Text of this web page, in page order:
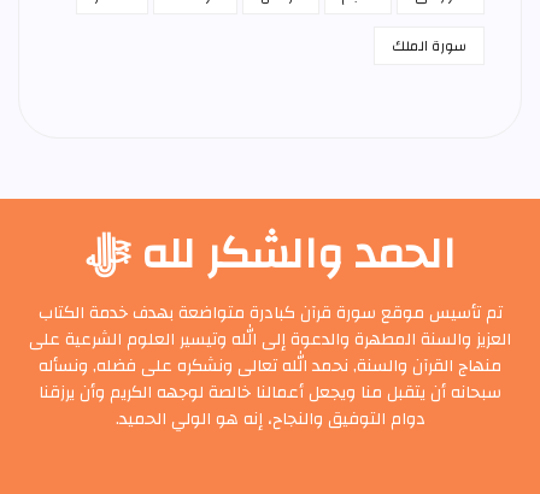
سورة الملك
الحمد والشكر لله ﷻ
تم تأسيس موقع سورة قرآن كبادرة متواضعة بهدف خدمة الكتاب
العزيز والسنة المطهرة والدعوة إلى الله وتيسير العلوم الشرعية على
منهاج القرآن والسنة, نحمد الله تعالى ونشكره على فضله, ونسأله
سبحانه أن يتقبل منا ويجعل أعمالنا خالصة لوجهه الكريم وأن يرزقنا
دوام التوفيق والنجاح، إنه هو الولي الحميد.